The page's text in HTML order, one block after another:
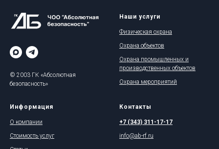
© 2003 ГК «Абсолютная
безопасность»
Наши услуги
Физическая охрана
Охрана объектов
Охрана промышленных и
производственных объектов
Охрана мероприятий
Информация
О компании
Стоимость услуг
Контакты
+7 (343) 311-17-17
info@ab-rf.ru